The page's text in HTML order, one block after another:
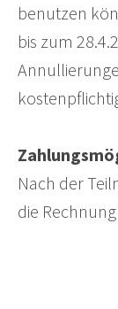
benutzen
bis zum
Nach der
die